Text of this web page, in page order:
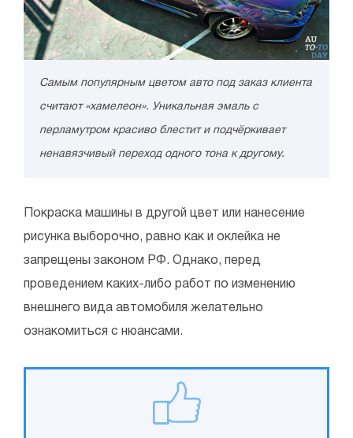
Самым популярным цветом авто под заказ клиента
считают «хамелеон». Уникальная эмаль с
перламутром красиво блестит и подчёркивает
ненавязчивый переход одного тона к другому.
Покраска машины в другой цвет или нанесение
рисунка выборочно, равно как и оклейка не
запрещены законом РФ. Однако, перед
проведением каких-либо работ по изменению
внешнего вида автомобиля желательно
ознакомиться с нюансами.